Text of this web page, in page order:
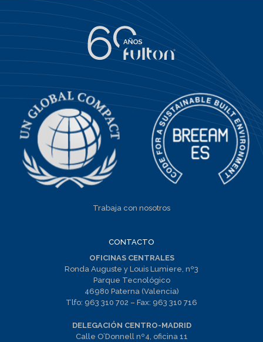
Trabaja con nosotros
CONTACTO
OFICINAS CENTRALES
Ronda Auguste y Louis Lumiere, nº3
Parque Tecnológico
46980 Paterna (Valencia)
Tlfo: 963 310 702 – Fax: 963 310 716
DELEGACIÓN CENTRO-MADRID
Calle O’Donnell nº4, oficina 11